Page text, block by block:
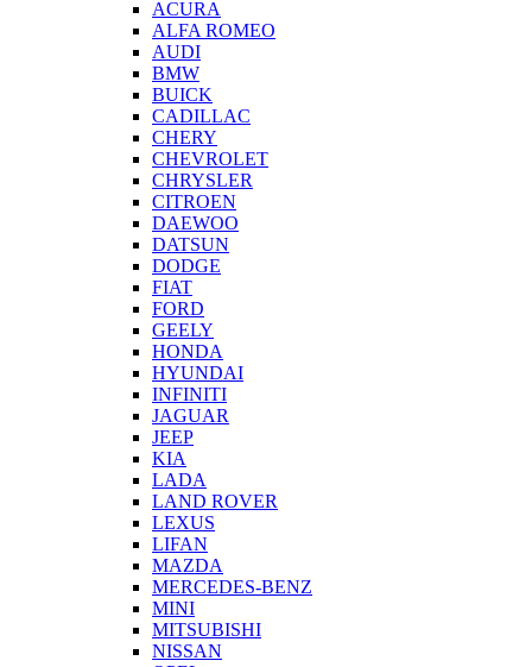
ACURA
ALFA ROMEO
AUDI
BMW
BUICK
CADILLAC
CHERY
CHEVROLET
CHRYSLER
CITROEN
DAEWOO
DATSUN
DODGE
FIAT
FORD
GEELY
HONDA
HYUNDAI
INFINITI
JAGUAR
JEEP
KIA
LADA
LAND ROVER
LEXUS
LIFAN
MAZDA
MERCEDES-BENZ
MINI
MITSUBISHI
NISSAN